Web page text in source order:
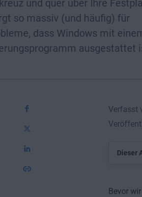
und quer über Ihre
so massiv (und häufig) für
dass Windows mit
ausgestattet
Verfasst
Dieser
Bevor